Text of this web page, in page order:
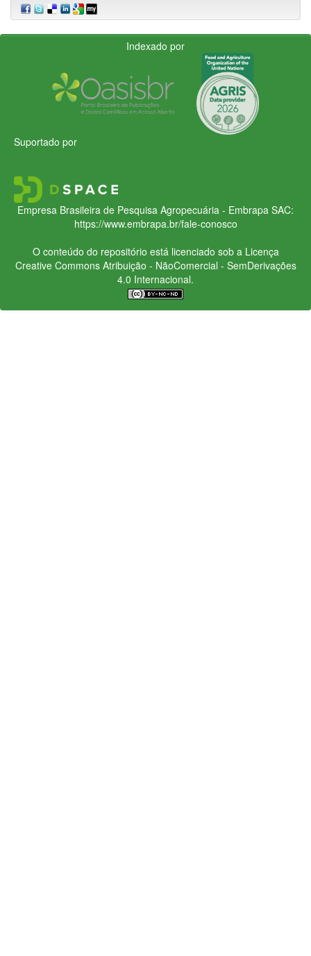
Indexado por
Suportado por
Empresa Brasileira de Pesquisa Agropecuária - Embrapa SAC:
https://www.embrapa.br/fale-conosco
O conteúdo do repositório está licenciado sob a Licença
Creative CommonsAtribuição - NãoComercial - SemDerivações
4.0 Internacional.